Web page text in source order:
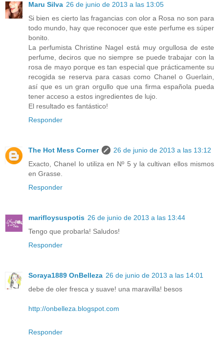
Maru Silva 26 de junio de 2013 a las 13:05
Si bien es cierto las fragancias con olor a Rosa no son para
todo mundo, hay que reconocer que este perfume es súper
bonito.
La perfumista Christine Nagel está muy orgullosa de este
perfume, deciros que no siempre se puede trabajar con la
rosa de mayo porque es tan especial que prácticamente su
recogida se reserva para casas como Chanel o Guerlain,
así que es un gran orgullo que una firma española pueda
tener acceso a estos ingredientes de lujo.
El resultado es fantástico!
Responder
The Hot Mess Corner
26 de junio de 2013 a las 13:12
Exacto, Chanel lo utiliza en Nº 5 y la cultivan ellos mismos
en Grasse.
Responder
marifloysuspotis 26 de junio de 2013 a las 13:44
Tengo que probarla! Saludos!
Responder
Soraya1889 OnBelleza 26 de junio de 2013 a las 14:01
debe de oler fresca y suave! una maravilla! besos
http://onbelleza.blogspot.com
Responder